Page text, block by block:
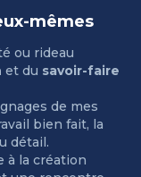
mêmes
ou rideau
et du savoir-faire
de mes
bien fait, la
détail.
à la création